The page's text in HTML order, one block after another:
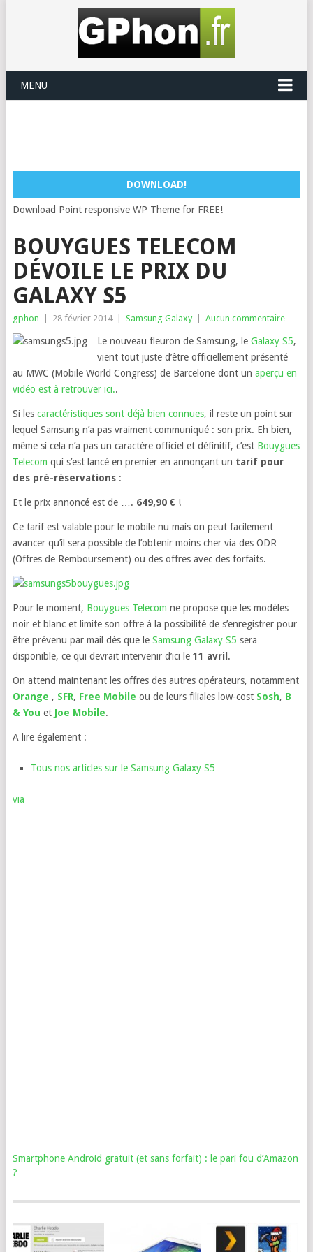
MENU
DOWNLOAD!
Download Point responsive WP Theme for FREE!
BOUYGUES TELECOM
DÉVOILE LE PRIX DU
GALAXY S5
gphon 28 février 2014 Samsung Galaxy Aucun commentaire
Le nouveau fleuron de Samsung, le Galaxy S5,
vient tout juste d’être officiellement présenté
au MWC (Mobile World Congress) de Barcelone dont un aperçu en
vidéo est à retrouver ici..
Si les caractéristiques sont déjà bien connues, il reste un point sur
lequel Samsung n’a pas vraiment communiqué : son prix. Eh bien,
même si cela n’a pas un caractère officiel et définitif, c’est Bouygues
Telecom qui s’est lancé en premier en annonçant un tarif pour
des pré-réservations:
Et le prix annoncé est de …. 649,90 €!
Ce tarif est valable pour le mobile nu mais on peut facilement
avancer qu’il sera possible de l’obtenir moins cher via des ODR
(Offres de Remboursement) ou des offres avec des forfaits.
Pour le moment, Bouygues Telecom ne propose que les modèles
noir et blanc et limite son offre à la possibilité de s’enregistrer pour
être prévenu par mail dès que le Samsung Galaxy S5 sera
disponible, ce qui devrait intervenir d’ici le 11 avril .
On attend maintenant les offres des autres opérateurs, notamment
Orange , SFR, Free Mobile ou de leurs filiales low-cost Sosh, B
& You et Joe Mobile.
A lire également :
Tous nos articles sur le Samsung Galaxy S5
via
Smartphone Android gratuit (et sans forfait) : le pari fou d’Amazon
?